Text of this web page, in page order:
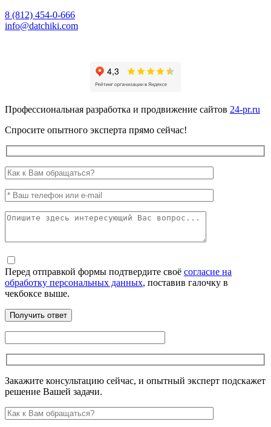
8 (812) 454-0-666
info@datchiki.com
Профессиональная разработка и продвижение сайтов 24-pr.ru
Спросите опытного эксперта прямо сейчас!
Перед отправкой формы подтвердите своё согласие на
обработку персональных данных, поставив галочку в
чекбоксе выше.
Закажите консультацию сейчас, и опытный эксперт подскажет
решение Вашей задачи.